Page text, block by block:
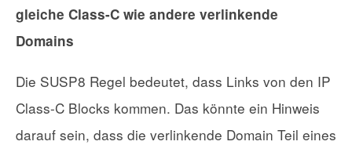
gleiche Class-C wie andere verlinkende
Domains
Die SUSP8 Regel bedeutet, dass Links von den IP
Class-C Blocks kommen. Das könnte ein Hinweis
darauf sein, dass die verlinkende Domain Teil eines